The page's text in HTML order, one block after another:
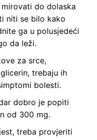
do dolaska
niti se bilo kako
ga u polusjedeći
da leži.
za srce,
trebaju ih
bolesti.
dobro je popiti
od 300 mg.
treba provjeriti